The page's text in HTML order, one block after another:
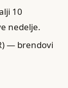
10
nedelje.
— brendovi